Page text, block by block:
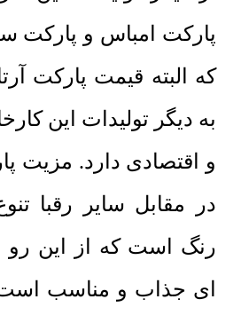
پارکت امباس و پارکت
به دیگر تولیدات این
و اقتصادی دارد. مزیت
در مقابل سایر رقبا
رنگ است که از این رو
ای جذاب و مناسب